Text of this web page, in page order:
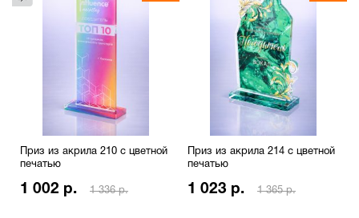
Приз из акрила 210 с цветной
печатью
1 002 р. 1 336 р.
Приз из акрила 214 с цветной
печатью
1 023 р. 1 365 р.